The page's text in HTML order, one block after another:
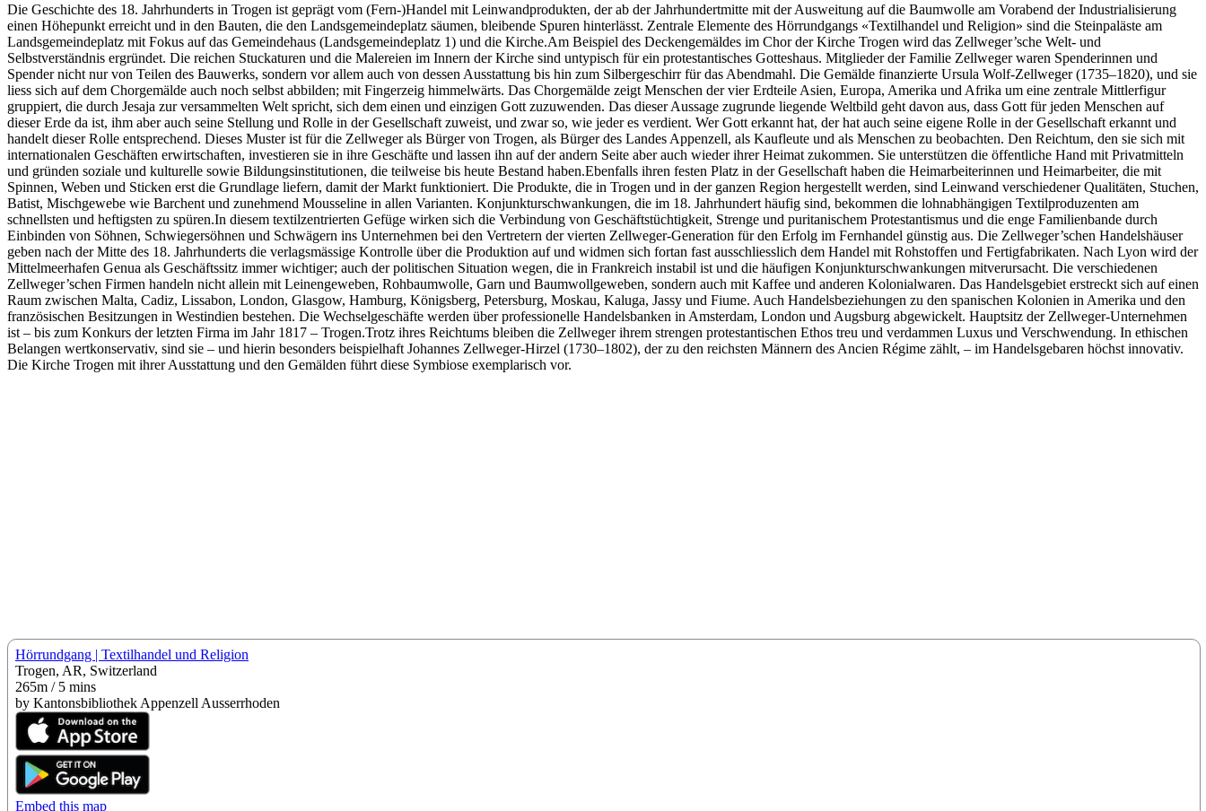
Die Geschichte des 18. Jahrhunderts in Trogen ist geprägt vom (Fern-)Handel mit Leinwandprodukten, der ab der Jahrhundertmitte mit der Ausweitung auf die Baumwolle am Vorabend der Industrialisierung
einen Höhepunkt erreicht und in den Bauten, die den Landsgemeindeplatz säumen, bleibende Spuren hinterlässt. Zentrale Elemente des Hörrundgangs «Textilhandel und Religion» sind die Steinpaläste am
Landsgemeindeplatz mit Fokus auf das Gemeindehaus (Landsgemeindeplatz 1) und die Kirche.Am Beispiel des Deckengemäldes im Chor der Kirche Trogen wird das Zellweger’sche Welt- und
Selbstverständnis ergründet. Die reichen Stuckaturen und die Malereien im Innern der Kirche sind untypisch für ein protestantisches Gotteshaus. Mitglieder der Familie Zellweger waren Spenderinnen und
Spender nicht nur von Teilen des Bauwerks, sondern vor allem auch von dessen Ausstattung bis hin zum Silbergeschirr für das Abendmahl. Die Gemälde finanzierte Ursula Wolf-Zellweger (1735–1820), und sie
liess sich auf dem Chorgemälde auch noch selbst abbilden; mit Fingerzeig himmelwärts. Das Chorgemälde zeigt Menschen der vier Erdteile Asien, Europa, Amerika und Afrika um eine zentrale Mittlerfigur
gruppiert, die durch Jesaja zur versammelten Welt spricht, sich dem einen und einzigen Gott zuzuwenden. Das dieser Aussage zugrunde liegende Weltbild geht davon aus, dass Gott für jeden Menschen auf
dieser Erde da ist, ihm aber auch seine Stellung und Rolle in der Gesellschaft zuweist, und zwar so, wie jeder es verdient. Wer Gott erkannt hat, der hat auch seine eigene Rolle in der Gesellschaft erkannt und
handelt dieser Rolle entsprechend. Dieses Muster ist für die Zellweger als Bürger von Trogen, als Bürger des Landes Appenzell, als Kaufleute und als Menschen zu beobachten. Den Reichtum, den sie sich mit
internationalen Geschäften erwirtschaften, investieren sie in ihre Geschäfte und lassen ihn auf der andern Seite aber auch wieder ihrer Heimat zukommen. Sie unterstützen die öffentliche Hand mit Privatmitteln
und gründen soziale und kulturelle sowie Bildungsinstitutionen, die teilweise bis heute Bestand haben.Ebenfalls ihren festen Platz in der Gesellschaft haben die Heimarbeiterinnen und Heimarbeiter, die mit
Spinnen, Weben und Sticken erst die Grundlage liefern, damit der Markt funktioniert. Die Produkte, die in Trogen und in der ganzen Region hergestellt werden, sind Leinwand verschiedener Qualitäten, Stuchen,
Batist, Mischgewebe wie Barchent und zunehmend Mousseline in allen Varianten. Konjunkturschwankungen, die im 18. Jahrhundert häufig sind, bekommen die lohnabhängigen Textilproduzenten am
schnellsten und heftigsten zu spüren.In diesem textilzentrierten Gefüge wirken sich die Verbindung von Geschäftstüchtigkeit, Strenge und puritanischem Protestantismus und die enge Familienbande durch
Einbinden von Söhnen, Schwiegersöhnen und Schwägern ins Unternehmen bei den Vertretern der vierten Zellweger-Generation für den Erfolg im Fernhandel günstig aus. Die Zellweger’schen Handelshäuser
geben nach der Mitte des 18. Jahrhunderts die verlagsmässige Kontrolle über die Produktion auf und widmen sich fortan fast ausschliesslich dem Handel mit Rohstoffen und Fertigfabrikaten. Nach Lyon wird der
Mittelmeerhafen Genua als Geschäftssitz immer wichtiger; auch der politischen Situation wegen, die in Frankreich instabil ist und die häufigen Konjunkturschwankungen mitverursacht. Die verschiedenen
Zellweger’schen Firmen handeln nicht allein mit Leinengeweben, Rohbaumwolle, Garn und Baumwollgeweben, sondern auch mit Kaffee und anderen Kolonialwaren. Das Handelsgebiet erstreckt sich auf einen
Raum zwischen Malta, Cadiz, Lissabon, London, Glasgow, Hamburg, Königsberg, Petersburg, Moskau, Kaluga, Jassy und Fiume. Auch Handelsbeziehungen zu den spanischen Kolonien in Amerika und den
französischen Besitzungen in Westindien bestehen. Die Wechselgeschäfte werden über professionelle Handelsbanken in Amsterdam, London und Augsburg abgewickelt. Hauptsitz der Zellweger-Unternehmen
ist – bis zum Konkurs der letzten Firma im Jahr 1817 – Trogen.Trotz ihres Reichtums bleiben die Zellweger ihrem strengen protestantischen Ethos treu und verdammen Luxus und Verschwendung. In ethischen
Belangen wertkonservativ, sind sie – und hierin besonders beispielhaft Johannes Zellweger-Hirzel (1730–1802), der zu den reichsten Männern des Ancien Régime zählt, – im Handelsgebaren höchst innovativ.
Die Kirche Trogen mit ihrer Ausstattung und den Gemälden führt diese Symbiose exemplarisch vor.